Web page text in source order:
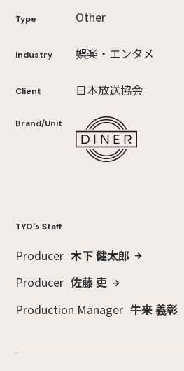
Type Other
Industry 娯楽・エンタメ
Client 日本放送協会
Brand/Unit
TYO's Staff
Producer 木下 健太郎
Producer 佐藤 吏
Production Manager 牛来 義彰